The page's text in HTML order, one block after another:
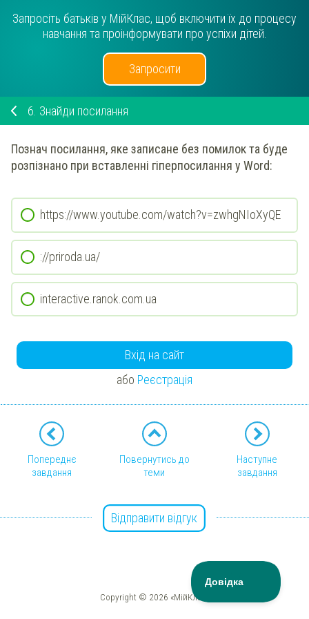
Запросіть батьків у МійКлас, щоб включити їх до процесу
навчання та проінформувати про успіхи дітей.
Запросити
6. Знайди посилання
Познач посилання, яке записане без помилок та буде
розпізнано при вставленні гіперпосилання у Word:
https://www.youtube.com/watch?v=zwhgNIoXyQE
://priroda.ua/
interactive.ranok.com.ua
Вхід на сайт
або Реєстрація
Попереднє
завдання
Повернутись до
теми
Наступне
завдання
Відправити відгук
Copyright © 2026 «МійКлас»